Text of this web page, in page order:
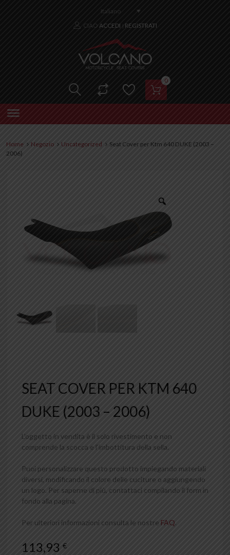
Italiano
CIAO ACCEDI | REGISTRATI
0
Home Negozio Uncategorized
Seat Cover per Ktm 640 DUKE (2003 –
2006)
SEAT COVER PER KTM 640
DUKE (2003 – 2006)
L’oggetto in vendita è il solo rivestimento e non
comprende la scocca e l’imbottitura della sella.
Puoi personalizzare questo prodotto impiegando materiali
diversi, modificando il colore delle cuciture o aggiungendo
un logo. Per saperne di più, contattaci compilando il form in
fondo alla pagina.
Per ulteriori informazioni consulta le nostre FAQ.
113,93 €